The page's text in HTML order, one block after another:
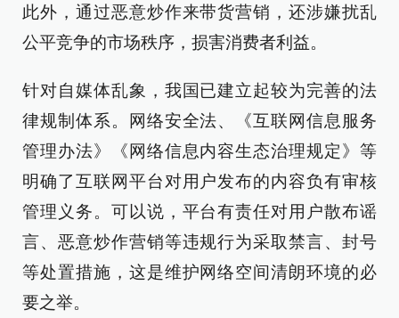
此外，通过恶意炒作来带货营销，还涉嫌扰乱
公平竞争的市场秩序，损害消费者利益。
针对自媒体乱象，我国已建立起较为完善的法
律规制体系。网络安全法、《互联网信息服务
管理办法》《网络信息内容生态治理规定》等
明确了互联网平台对用户发布的内容负有审核
管理义务。可以说，平台有责任对用户散布谣
言、恶意炒作营销等违规行为采取禁言、封号
等处置措施，这是维护网络空间清朗环境的必
要之举。